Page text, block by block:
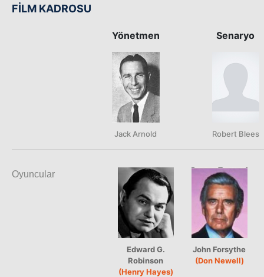
FİLM KADROSU
Yönetmen
Jack Arnold
Senaryo
Robert Blees
Oyuncular
Edward G.
Robinson
(Henry Hayes)
John Forsythe
(Don Newell)